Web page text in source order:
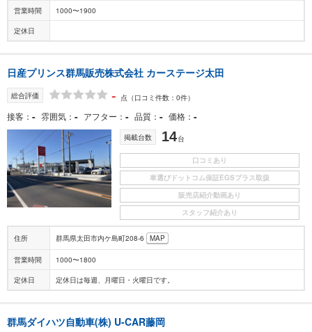
営業時間 1000〜1900
定休日
日産プリンス群馬販売株式会社 カーステージ太田
総合評価 - 点 （口コミ件数：0件）
接客 - 雰囲気 - アフター - 品質 - 価格 -
掲載台数 14台
口コミあり
車選びドットコム保証EGSプラス取扱
販売店紹介動画あり
スタッフ紹介あり
住所 群馬県太田市内ケ島町208-6 MAP
営業時間 1000〜1800
定休日 定休日は毎週、月曜日・火曜日です。
群馬ダイハツ自動車(株) U-CAR藤岡